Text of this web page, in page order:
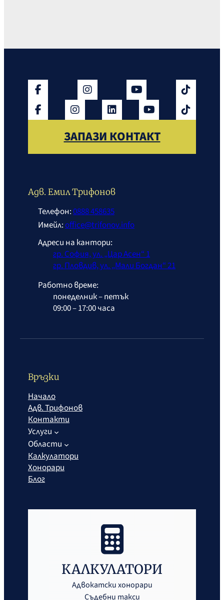
ЗАПАЗИ КОНТАКТ
Адв. Емил Трифонов
Телефон:0888 458635
Имейл:office@trifonov.info
Адреси на кантори:
гр. София, ул. „Цар Асен“ 1
гр. Пловдив, ул. „Мали Богдан“ 21
Работно време:
понеделник – петък
09:00 – 17:00 часа
Връзки
Начало
Адв. Трифонов
Контакти
Услуги
Области
Калкулатори
Хонорари
Блог
КАЛКУЛАТОРИ
Адвокатски хонорари
Съдебни такси